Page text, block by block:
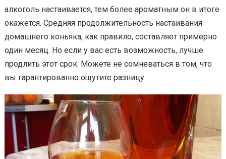
алкоголь настаивается, тем более ароматным он в итоге
окажется. Средняя продолжительность настаивания
домашнего коньяка, как правило, составляет примерно
один месяц. Но если у вас есть возможность, лучше
продлить этот срок. Можете не сомневаться в том, что
вы гарантированно ощутите разницу.